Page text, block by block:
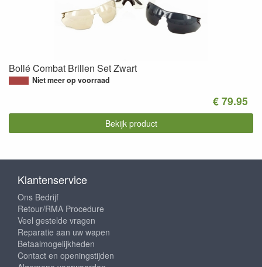
Bollé Combat Brillen Set Zwart
Niet meer op voorraad
€ 79.95
Bekijk product
Klantenservice
Ons Bedrijf
Retour/RMA Procedure
Veel gestelde vragen
Reparatie aan uw wapen
Betaalmogelijkheden
Contact en openingstijden